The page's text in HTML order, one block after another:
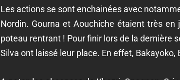
Les actions se sont enchainées avec
Nordin. Gourna et Aouchiche étaient très
poteau rentrant ! Pour finir lors de la dernière
Silva ont laissé leur place. En effet,